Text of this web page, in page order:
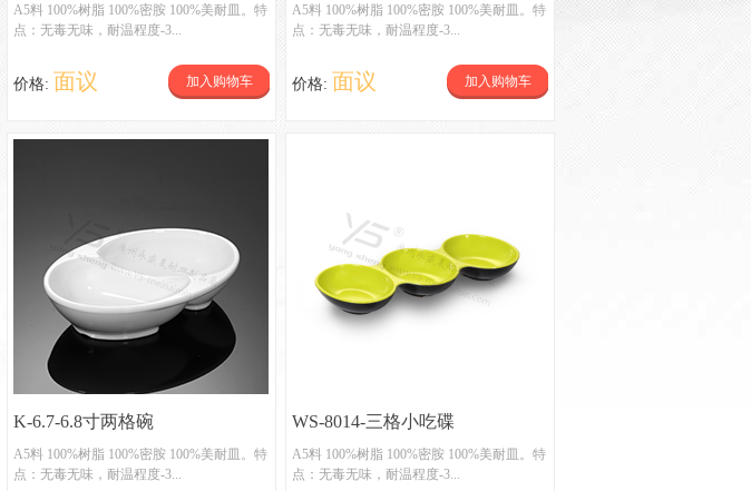
A5料 100%树脂 100%密胺 100%美耐皿。特
点：无毒无味，耐温程度-3...
价格: 面议 加入购物车
A5料 100%树脂 100%密胺 100%美耐皿。特
点：无毒无味，耐温程度-3...
价格: 面议 加入购物车
K-6.7-6.8寸两格碗
A5料 100%树脂 100%密胺 100%美耐皿。特
点：无毒无味，耐温程度-3...
WS-8014-三格小吃碟
A5料 100%树脂 100%密胺 100%美耐皿。特
点：无毒无味，耐温程度-3...